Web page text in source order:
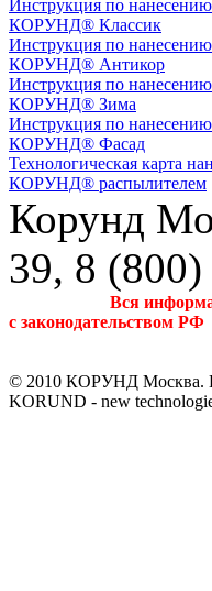
Инструкция по нанесению
КОРУНД® Классик
Инструкция по нанесению
КОРУНД® Антикор
Инструкция по нанесению
КОРУНД® Зима
Инструкция по нанесению
КОРУНД® Фасад
Технологическая карта
КОРУНД® распылителем
Корунд
39, 8
Вся
с законодательством РФ
© 2010 КОРУНД Москва.
KORUND - new